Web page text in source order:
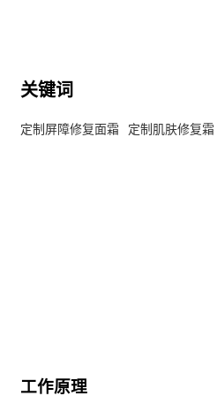
关键词
定制屏障修复面霜 定制肌肤修复霜
工作原理